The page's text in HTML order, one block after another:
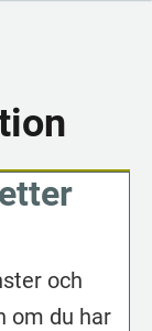
och
om du har